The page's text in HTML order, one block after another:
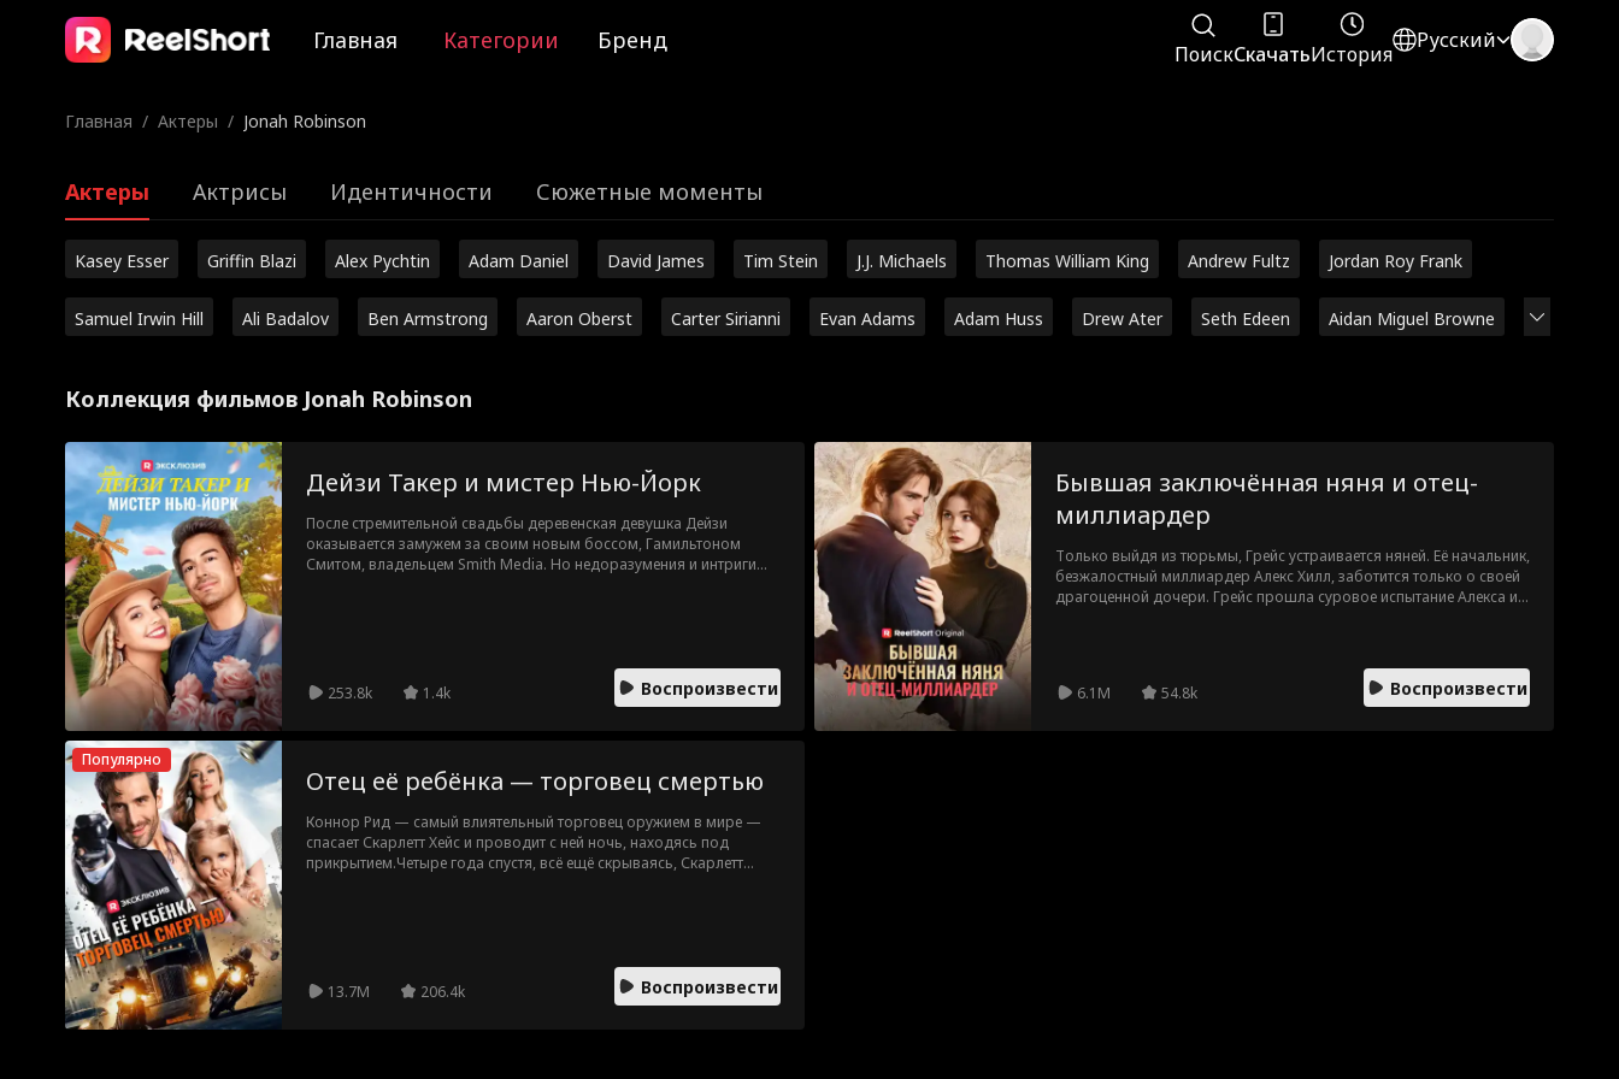
Главная Категории Бренд ПоискСкачатьИстория
Русский
Главная / Актеры / Jonah Robinson
Актеры Актрисы Идентичности Сюжетные моменты
Kasey Esser Griffin Blazi Alex Pychtin Adam Daniel David James Tim Stein J.J. Michaels Thomas William King Andrew Fultz Jordan Roy Frank
Samuel Irwin Hill Ali Badalov Ben Armstrong Aaron Oberst Carter Sirianni Evan Adams Adam Huss Drew Ater Seth Edeen Aidan Miguel Browne
Коллекция фильмов Jonah Robinson
Дейзи Такер и мистер Нью-Йорк
После стремительной свадьбы деревенская девушка Дейзи
оказывается замужем за своим новым боссом, Гамильтоном
Смитом, владельцем Smith Media. Но недоразумения и интриги
253.8k 1.4k Воспроизвести
Бывшая заключённая няня и отец-
миллиардер
Только выйдя из тюрьмы, Грейс устраивается няней. Её начальник,
безжалостный миллиардер Алекс Хилл, заботится только о своей
драгоценной дочери. Грейс прошла суровое испытание Алекса и
6.1M 54.8k Воспроизвести
Популярно
Отец её ребёнка — торговец смертью
Коннор Рид — самый влиятельный торговец оружием в мире —
спасает Скарлетт Хейс и проводит с ней ночь, находясь под
прикрытием.Четыре года спустя, всё ещё скрываясь, Скарлетт
13.7M 206.4k Воспроизвести